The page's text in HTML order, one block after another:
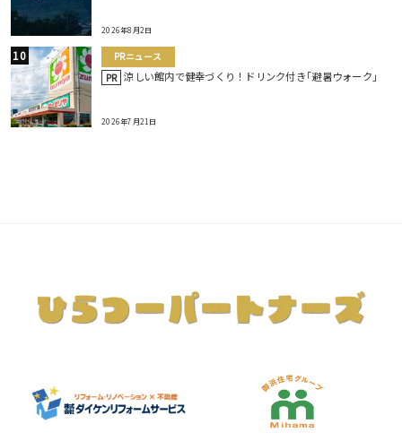
2026年8月2日
PRニュース
PR 涼しい館内で健幸づくり！ドリンク付き｢避暑ウォーク｣
2026年7月21日